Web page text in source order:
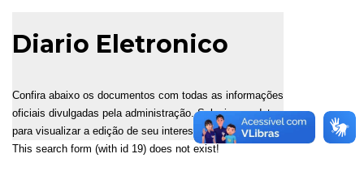
Diario Eletronico
Confira abaixo os documentos com todas as informações
oficiais divulgadas pela administração. Selecione a data
para visualizar a edição de seu interesse.
This search form (with id 19) does not exist!